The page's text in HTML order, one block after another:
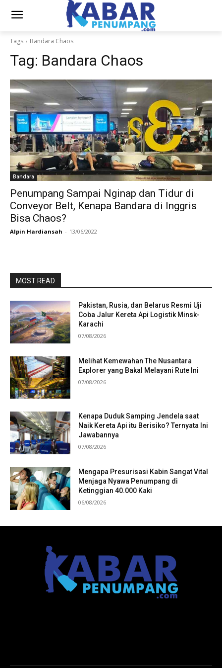
Tags Bandara Chaos
Tag: Bandara Chaos
Bandara
Penumpang Sampai Nginap dan Tidur di
Conveyor Belt, Kenapa Bandara di Inggris
Bisa Chaos?
Alpin Hardiansah - 13/06/2022
MOST READ
Pakistan, Rusia, dan Belarus Resmi Uji
Coba Jalur Kereta Api Logistik Minsk-
Karachi
07/08/2026
Melihat Kemewahan The Nusantara
Explorer yang Bakal Melayani Rute Ini
07/08/2026
Kenapa Duduk Samping Jendela saat
Naik Kereta Api itu Berisiko? Ternyata Ini
Jawabannya
07/08/2026
Mengapa Presurisasi Kabin Sangat Vital
Menjaga Nyawa Penumpang di
Ketinggian 40.000 Kaki
06/08/2026